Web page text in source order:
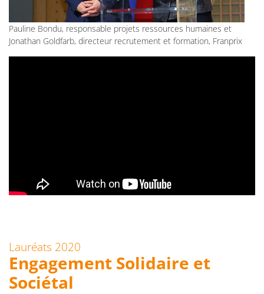
Pauline Bondu, responsable projets ressources humaines et
Jonathan Goldfarb, directeur recrutement et formation, Franprix
Lauréats 2020
Engagement Solidaire et
Sociétal